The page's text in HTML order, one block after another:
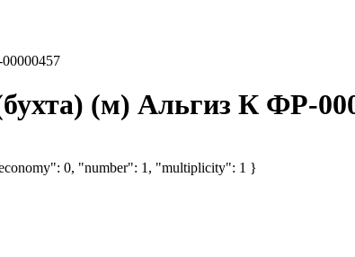
(м) Альгиз К ФР-
0, "number": 1, "multiplicity": 1 }